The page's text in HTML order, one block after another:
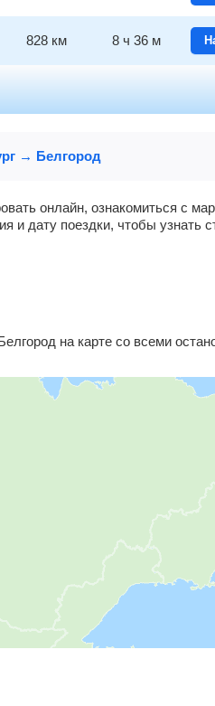
828 км 8 ч 36 м
1044 0 м
→ Белгород
онлайн, ознакомиться с
и дату поездки, чтобы узнать
на карте со всеми